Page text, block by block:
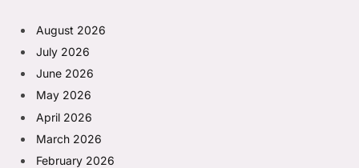
August 2026
July 2026
June 2026
May 2026
April 2026
March 2026
February 2026